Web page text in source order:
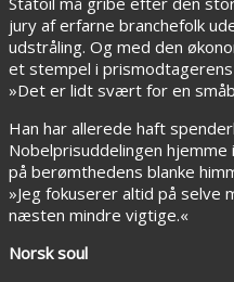
jury af erfarne branchefolk
udstråling. Og med den
et stempel i
»Det er lidt svært for en
Han har allerede haft
Nobelprisuddelingen
på berømthedens blanke
»Jeg fokuserer altid på selve
næsten mindre vigtige.«
Norsk soul